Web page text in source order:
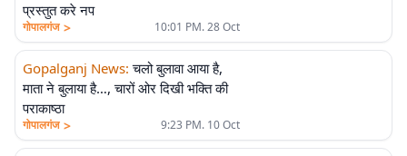
प्रस्तुत करे नप
गोपालगंज > 10:01 PM. 28 Oct
Gopalganj News: चलो बुलावा आया है,
माता ने बुलाया है…, चारों ओर दिखी भक्ति की
पराकाष्ठा
गोपालगंज > 9:23 PM. 10 Oct